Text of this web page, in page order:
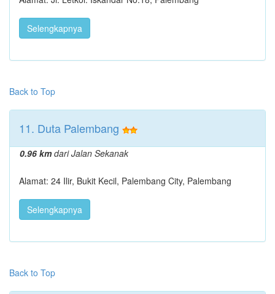
Selengkapnya
Back to Top
11. Duta Palembang
0.96 kmdari Jalan Sekanak
Alamat: 24 Ilir, Bukit Kecil, Palembang City, Palembang
Selengkapnya
Back to Top